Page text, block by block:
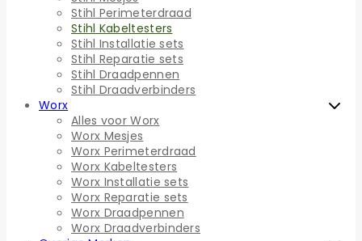
Stihl Perimeterdraad
Stihl Kabeltesters
Stihl Installatie sets
Stihl Reparatie sets
Stihl Draadpennen
Stihl Draadverbinders
Worx
Alles voor Worx
Worx Mesjes
Worx Perimeterdraad
Worx Kabeltesters
Worx Installatie sets
Worx Reparatie sets
Worx Draadpennen
Worx Draadverbinders